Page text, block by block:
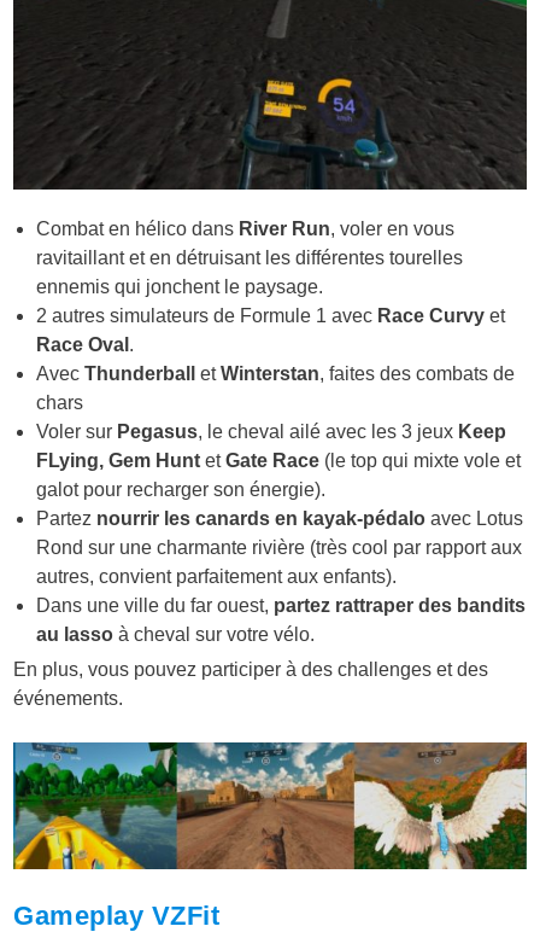
Combat en hélico dans River Run, voler en vous
ravitaillant et en détruisant les différentes tourelles
ennemis qui jonchent le paysage.
2 autres simulateurs de Formule 1 avec Race Curvy et
Race Oval .
AvecThunderball etWinterstan, faites des combats de
chars
Voler sur Pegasus, le cheval ailé avec les 3 jeux Keep
FLying, Gem Hunt etGate Race (le top qui mixte vole et
galot pour recharger son énergie).
Partez nourrir les canards en kayak-pédalo avec Lotus
Rond sur une charmante rivière (très cool par rapport aux
autres, convient parfaitement aux enfants).
Dans une ville du far ouest, partez rattraper des bandits
au lasso à cheval sur votre vélo.
En plus, vous pouvez participer à des challenges et des
événements.
Gameplay VZFit